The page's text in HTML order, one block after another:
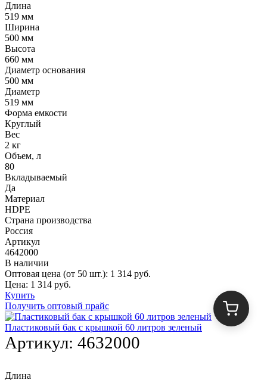
Длина
519 мм
Ширина
500 мм
Высота
660 мм
Диаметр основания
500 мм
Диаметр
519 мм
Форма емкости
Круглый
Вес
2 кг
Объем, л
80
Вкладываемый
Да
Материал
HDPE
Страна производства
Россия
Артикул
4642000
В наличии
Оптовая цена (от 50 шт.): 1 314 руб.
Цена: 1 314 руб.
Купить
Получить оптовый прайс
Пластиковый бак с крышкой 60 литров зеленый
Артикул: 4632000
Длина